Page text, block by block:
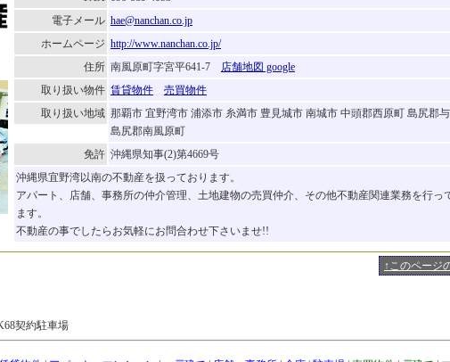
電子メール hae@nanchan.co.jp
ホームページ http://www.nanchan.co.jp/
住所 南風原町字宮平641-7 店舗地図 google
取り扱い物件 賃貸物件
売買物件
取り扱い地域 那覇市 宜野湾市 浦添市 糸満市 豊見城市 南城市 中頭郡西原町 島尻郡
島尻郡南風原町
免許 沖縄県知事(2)第4669号
沖縄県宜野湾以南の不動産を扱っております。
アパート、店舗、事務所の仲介管理、土地建物の売買仲介、その他不動産関連業務を行っ
ます。
不動産の事でしたらお気軽にお問合わせ下さいませ!!
↑このページ
契約駐車場